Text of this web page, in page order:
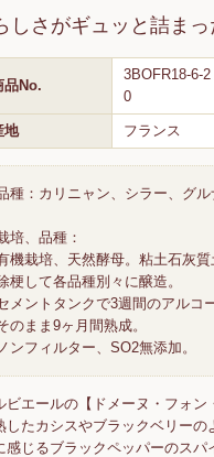
さがギュッと詰まっ
品No.
3BOFR18-6-2
0
地 フランス
種：カリニャン、シラー、グル
培、品種：
機栽培、天然酵母。粘土石灰質
梗して各品種別々に醸造。
メントタンクで3週間のアルコ
のまま9ヶ月間熟成。
ンフィルター、SO2無添加。
ビエールの【ドメーヌ・フォン
したカシスやブラックベリーの
感じるブラックペッパーのスパ